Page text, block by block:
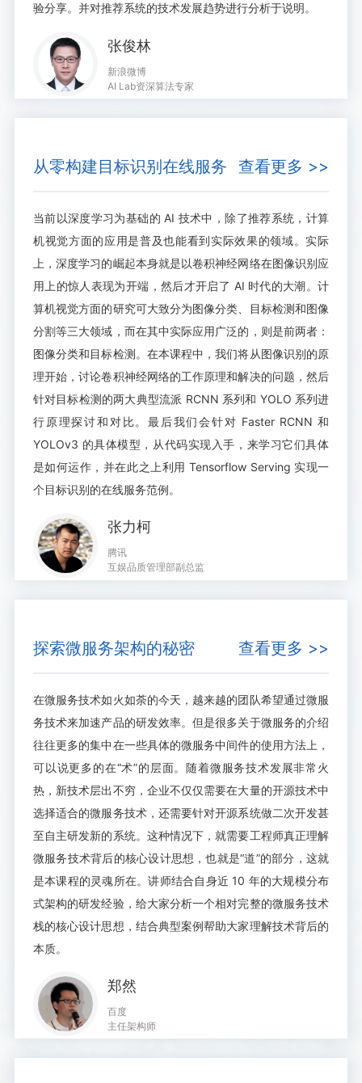
验分享。并对推荐系统的技术发展趋势进行分析于说明。
张俊林
新浪微博
AI Lab资深算法专家
从零构建目标识别在线服务 查看更多 >>
当前以深度学习为基础的 AI 技术中，除了推荐系统，计算
机视觉方面的应用是普及也能看到实际效果的领域。实际
上，深度学习的崛起本身就是以卷积神经网络在图像识别应
用上的惊人表现为开端，然后才开启了 AI 时代的大潮。计
算机视觉方面的研究可大致分为图像分类、目标检测和图像
分割等三大领域，而在其中实际应用广泛的，则是前两者：
图像分类和目标检测。在本课程中，我们将从图像识别的原
理开始，讨论卷积神经网络的工作原理和解决的问题，然后
针对目标检测的两大典型流派 RCNN 系列和 YOLO 系列进
行原理探讨和对比。最后我们会针对 Faster RCNN 和
YOLOv3 的具体模型，从代码实现入手，来学习它们具体
是如何运作，并在此之上利用 Tensorflow Serving 实现一
个目标识别的在线服务范例。
张力柯
腾讯
互娱品质管理部副总监
探索微服务架构的秘密 查看更多 >>
在微服务技术如火如荼的今天，越来越的团队希望通过微服
务技术来加速产品的研发效率。但是很多关于微服务的介绍
往往更多的集中在一些具体的微服务中间件的使用方法上，
可以说更多的在“术”的层面。随着微服务技术发展非常火
热，新技术层出不穷，企业不仅仅需要在大量的开源技术中
选择适合的微服务技术，还需要针对开源系统做二次开发甚
至自主研发新的系统。这种情况下，就需要工程师真正理解
微服务技术背后的核心设计思想，也就是“道”的部分，这就
是本课程的灵魂所在。讲师结合自身近 10 年的大规模分布
式架构的研发经验，给大家分析一个相对完整的微服务技术
栈的核心设计思想，结合典型案例帮助大家理解技术背后的
本质。
郑然
百度
主任架构师